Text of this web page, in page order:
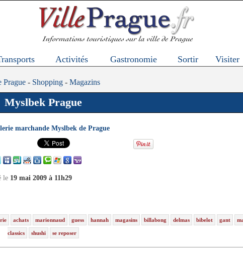
Activités Gastronomie Sortir Visiter
Prague - Shopping - Magazins
Myslbek Prague
marchande Myslbek de Prague
le 19 mai 2009 à 11h29
achats marionnaud guess hannah magasins billabong delmas bibelot gant
classics shushi se reposer